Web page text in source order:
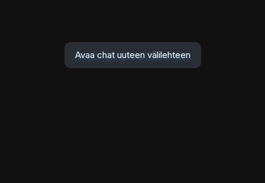
Avaa chat uuteen välilehteen